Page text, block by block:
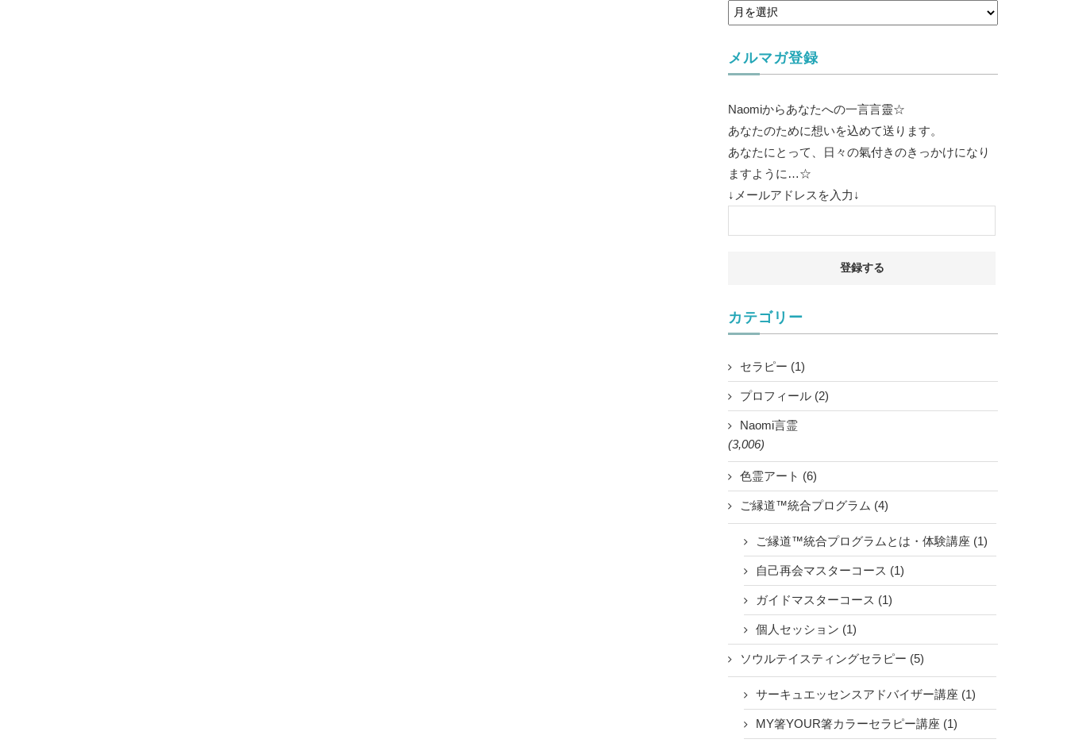
メルマガ登録
Naomiからあなたへの一言言靈☆
あなたのために想いを込めて送ります。
あなたにとって、日々の氣付きのきっかけになり
ますように…☆
↓メールアドレスを入力↓
カテゴリー
セラピー (1)
プロフィール (2)
Naomi言霊
(3,006)
色霊アート (6)
ご縁道™統合プログラム (4)
ご縁道™統合プログラムとは・体験講座 (1)
自己再会マスターコース (1)
ガイドマスターコース (1)
個人セッション (1)
ソウルテイスティングセラピー (5)
サーキュエッセンスアドバイザー講座 (1)
MY箸YOUR箸カラーセラピー講座 (1)